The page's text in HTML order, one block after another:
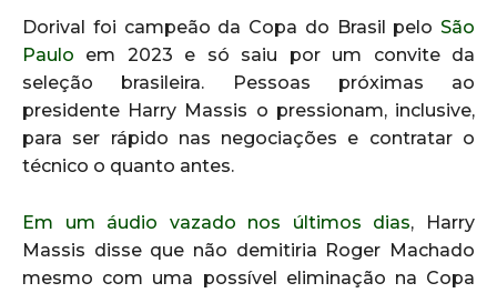
Dorival foi campeão da Copa do Brasil pelo São
Paulo em 2023 e só saiu por um convite da
seleção brasileira. Pessoas próximas ao
presidente Harry Massis o pressionam, inclusive,
para ser rápido nas negociações e contratar o
técnico o quanto antes.
Em um áudio vazado nos últimos dias, Harry
Massis disse que não demitiria Roger Machado
mesmo com uma possível eliminação na Copa